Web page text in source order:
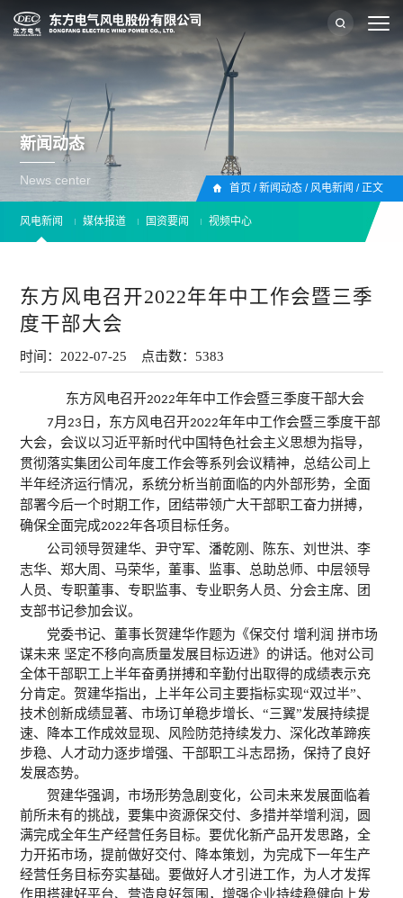
新闻动态
News center
首页 /新闻动态/ 风电新闻 /正文
风电新闻 媒体报道 国资要闻 视频中心
东方风电召开2022年年中工作会暨三季
度干部大会
时间：2022-07-25 点击数：5383
东方风电召开2022年年中工作会暨三季度干部大会
7 月 23 日，东方风电召开2022年年中工作会暨三季度干部
大会，会议以习近平新时代中国特色社会主义思想为指导，
贯彻落实集团公司年度工作会等系列会议精神，总结公司上
半年经济运行情况，系统分析当前面临的内外部形势，全面
部署今后一个时期工作，团结带领广大干部职工奋力拼搏，
确保全面完成2022年各项目标任务。
公司领导贺建华、尹守军、潘乾刚、陈东、刘世洪、李
志华、郑大周、马荣华，董事、监事、总助总师、中层领导
人员、专职董事、专职监事、专业职务人员、分会主席、团
支部书记参加会议。
党委书记、董事长贺建华作题为《保交付 增利润 拼市场
谋未来 坚定不移向高质量发展目标迈进》的讲话。他对公司
全体干部职工上半年奋勇拼搏和辛勤付出取得的成绩表示充
分肯定。贺建华指出，上半年公司主要指标实现“双过半”、
技术创新成绩显著、市场订单稳步增长、“三翼”发展持续提
速、降本工作成效显现、风险防范持续发力、深化改革蹄疾
步稳、人才动力逐步增强、干部职工斗志昂扬，保持了良好
发展态势。
贺建华强调，市场形势急剧变化，公司未来发展面临着
前所未有的挑战，要集中资源保交付、多措并举增利润，圆
满完成全年生产经营任务目标。要优化新产品开发思路，全
力开拓市场，提前做好交付、降本策划，为完成下一年生产
经营任务目标夯实基础。要做好人才引进工作，为人才发挥
作用搭建好平台、营造良好氛围，增强企业持续稳健向上发